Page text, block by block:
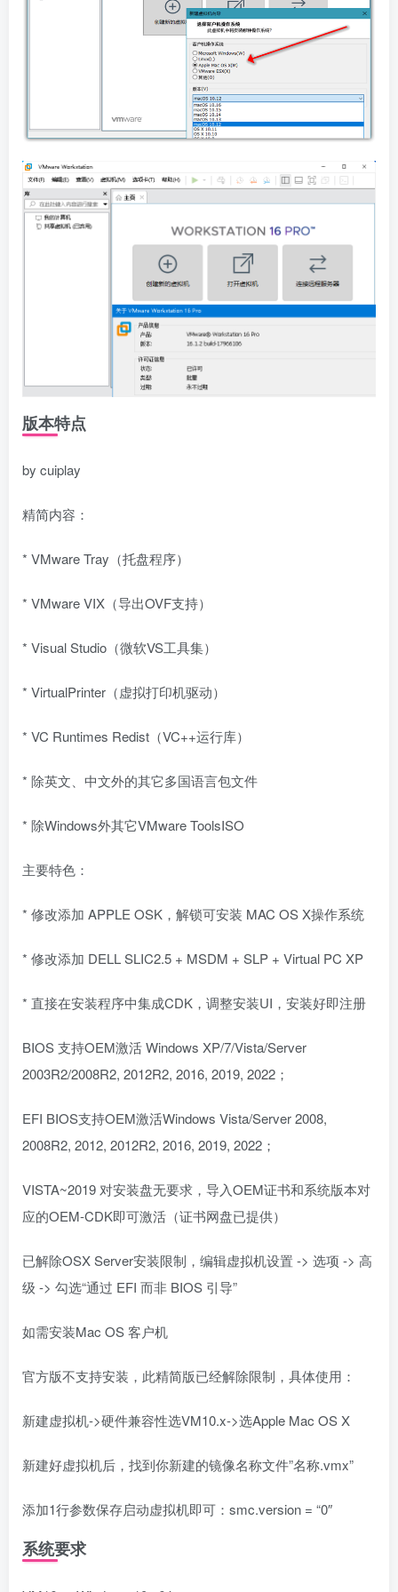
版本特点
by cuiplay
精简内容：
* VMware Tray（托盘程序）
* VMware VIX（导出OVF支持）
* Visual Studio（微软VS工具集）
* VirtualPrinter（虚拟打印机驱动）
* VC Runtimes Redist（VC++运行库）
* 除英文、中文外的其它多国语言包文件
* 除Windows外其它VMware ToolsISO
主要特色：
* 修改添加 APPLE OSK，解锁可安装 MAC OS X操作系统
* 修改添加 DELL SLIC2.5 + MSDM + SLP + Virtual PC XP
* 直接在安装程序中集成CDK，调整安装UI，安装好即注册
BIOS 支持OEM激活 Windows XP/7/Vista/Server
2003R2/2008R2, 2012R2, 2016, 2019, 2022；
EFI BIOS支持OEM激活Windows Vista/Server 2008,
2008R2, 2012, 2012R2, 2016, 2019, 2022；
VISTA~2019 对安装盘无要求，导入OEM证书和系统版本对
应的OEM-CDK即可激活（证书网盘已提供）
已解除OSX Server安装限制，编辑虚拟机设置 -> 选项 -> 高
级 -> 勾选“通过 EFI 而非 BIOS 引导”
如需安装Mac OS 客户机
官方版不支持安装，此精简版已经解除限制，具体使用：
新建虚拟机->硬件兼容性选VM10.x->选Apple Mac OS X
新建好虚拟机后，找到你新建的镜像名称文件”名称.vmx”
添加1行参数保存启动虚拟机即可：smc.version = “0″
系统要求